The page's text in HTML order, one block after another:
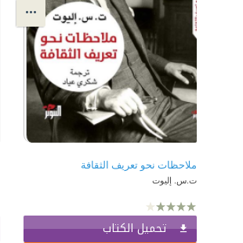
ملاحظات نحو تعريف الثقافة
ت.س. إليوت
تحميل الكتاب